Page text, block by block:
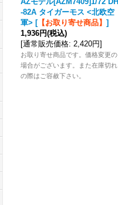
-82A タイガーモス <北欧空
軍> [【お取り寄せ商品】 ]
1,936円(税込)
[通常販売価格: 2,420円]
お取り寄せ商品です。価格変更の
場合がございます。また在庫切れ
の際はご容赦下さい。